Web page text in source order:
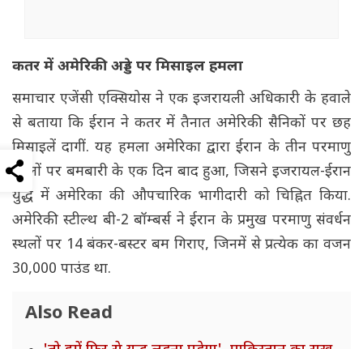
कतर में अमेरिकी अड्डे पर मिसाइल हमला
समाचार एजेंसी एक्सियोस ने एक इजरायली अधिकारी के हवाले
से बताया कि ईरान ने कतर में तैनात अमेरिकी सैनिकों पर छह
मिसाइलें दागीं. यह हमला अमेरिका द्वारा ईरान के तीन परमाणु
स्थलों पर बमबारी के एक दिन बाद हुआ, जिसने इजरायल-ईरान
युद्ध में अमेरिका की औपचारिक भागीदारी को चिह्नित किया.
अमेरिकी स्टील्थ बी-2 बॉम्बर्स ने ईरान के प्रमुख परमाणु संवर्धन
स्थलों पर 14 बंकर-बस्टर बम गिराए, जिनमें से प्रत्येक का वजन
30,000 पाउंड था.
Also Read